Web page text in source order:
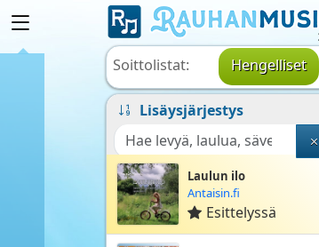
Soittolistat: Hengelliset
Lisäysjärjestys
Laulun ilo
Antaisin.fi
Esittelyssä